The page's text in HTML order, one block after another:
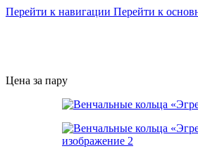
Перейти к навигации Перейти к
Цена за пару